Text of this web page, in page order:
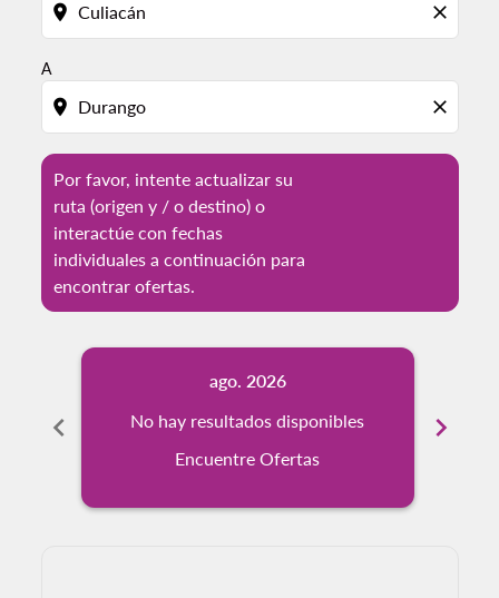
location_on close
A
location_on close
Por favor, intente actualizar su
ruta (origen y / o destino) o
interactúe con fechas
individuales a continuación para
encontrar ofertas.
chevron_left
ago. 2026
No hay resultados disponibles
Encuentre Ofertas
chevron_right